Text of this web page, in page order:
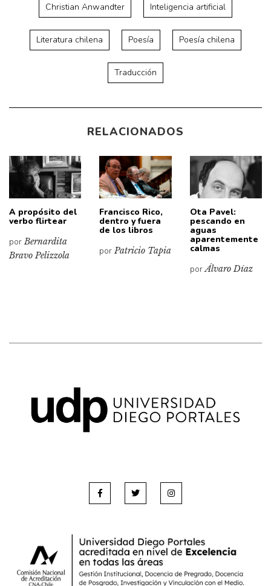
Christian Anwandter Inteligencia artificial
Literatura chilena Poesía Poesía chilena
Traducción
RELACIONADOS
A propósito del
verbo flirtear
porBernardita
Bravo Pelizzola
Francisco Rico,
dentro y fuera
de los libros
porPatricio Tapia
Ota Pavel:
pescando en
aguas
aparentemente
calmas
porÁlvaro Díaz